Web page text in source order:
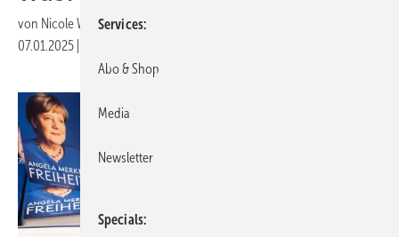
von Nicole Weinhold
07.01.2025
Services
Abo & Shop
Media
Newsletter
Specials